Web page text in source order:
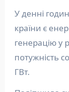
У денні
країни є
генерацію у
потужність
ГВт.